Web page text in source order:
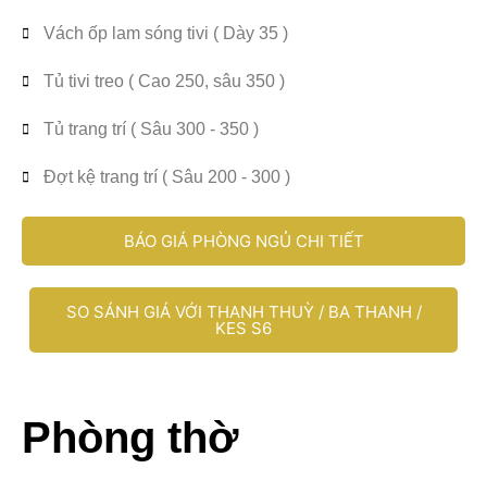
Vách ốp lam sóng tivi ( Dày 35 )
Tủ tivi treo ( Cao 250, sâu 350 )
Tủ trang trí ( Sâu 300 - 350 )
Đợt kệ trang trí ( Sâu 200 - 300 )
BÁO GIÁ PHÒNG NGỦ CHI TIẾT
SO SÁNH GIÁ VỚI THANH THUỲ / BA THANH /
KES S6
Phòng thờ